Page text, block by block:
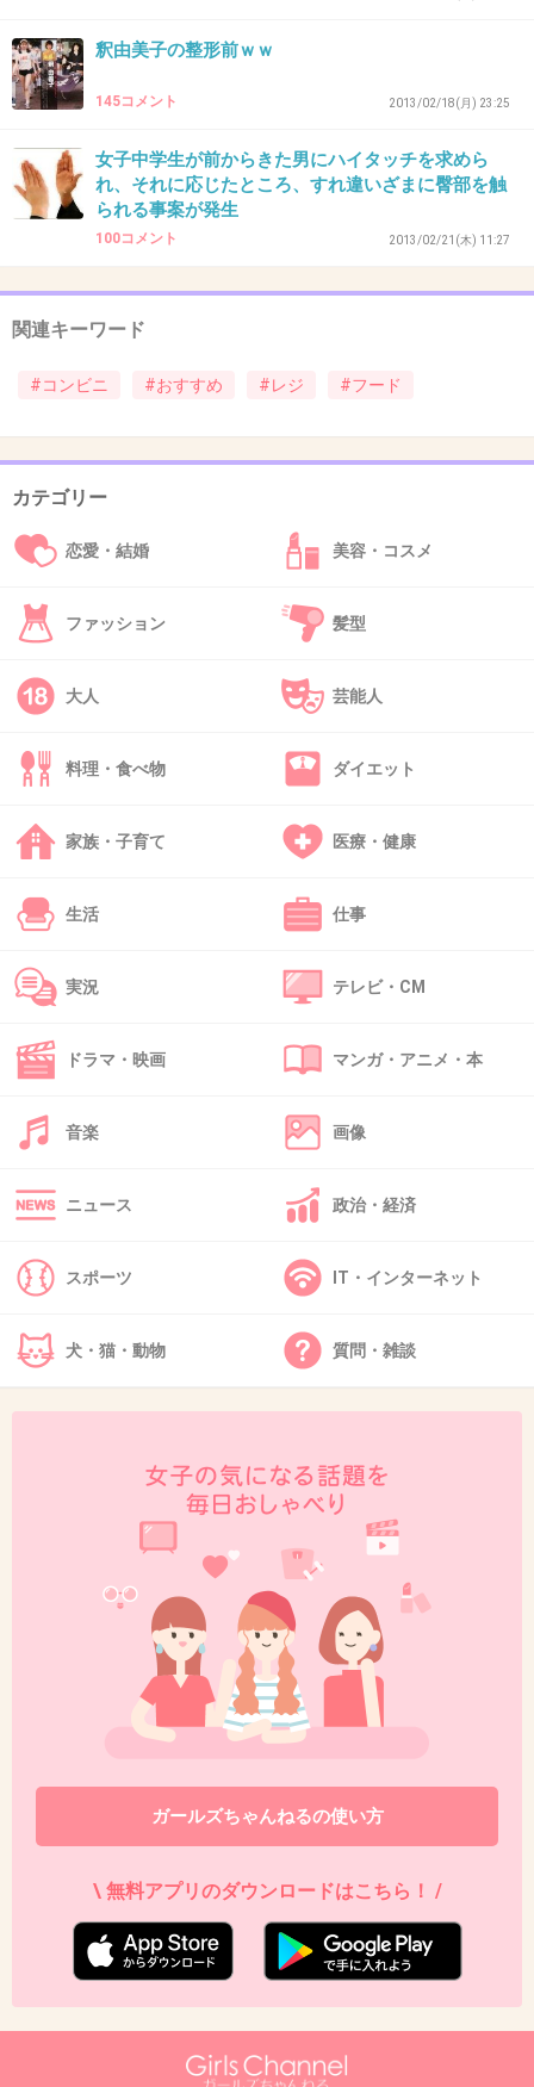
35. 匿名2013/08/03(土) 13:22:42
MINISTOPのベーコン串
おいしいよ
+6 -1
からあげくん！
37. 匿名 2013/08/03(土) 13:27:43
なんでフライドフードって言ってんのに
w
38. 匿名 2013/08/03(土) 13:28:23
+13
ファミマのアメリカンドック(*´∇｀)ﾉ
40. 匿名 2013/08/03(土) 13:35:28
アメリカンドックとローソンのからあげ君レッド、ファミ
マのＬチキがやめられません！そんな私はやはりデブ(^o^;)
2013/08/03(土) 13:46:38
ファミマのスパイシーチキン
+18
醤油は微妙でした、個人的に
ファミチキも美味しいですよね
あとピザまん
+5
ミニストップのクランキーチキンうす塩！
釈由美子の整形前ｗｗ
145コメント 2013/02/18(月) 23:25
女子中学生が前からきた男にハイタッチを求めら
れ、それに応じたところ、すれ違いざまに臀部を触
られる事案が発生
100コメント 2013/02/21(木) 11:27
関連キーワード
#コンビニ #おすすめ #レジ #フード
カテゴリー
恋愛・結婚 美容・コスメ
ファッション 髪型
大人 芸能人
料理・食べ物 ダイエット
家族・子育て 医療・健康
生活 仕事
実況 テレビ・CM
ドラマ・映画 マンガ・アニメ・本
音楽 画像
ニュース 政治・経済
スポーツ IT・インターネット
犬・猫・動物 質問・雑談
ガールズちゃんねるの使い方
\ 無料アプリのダウンロードはこちら！ /